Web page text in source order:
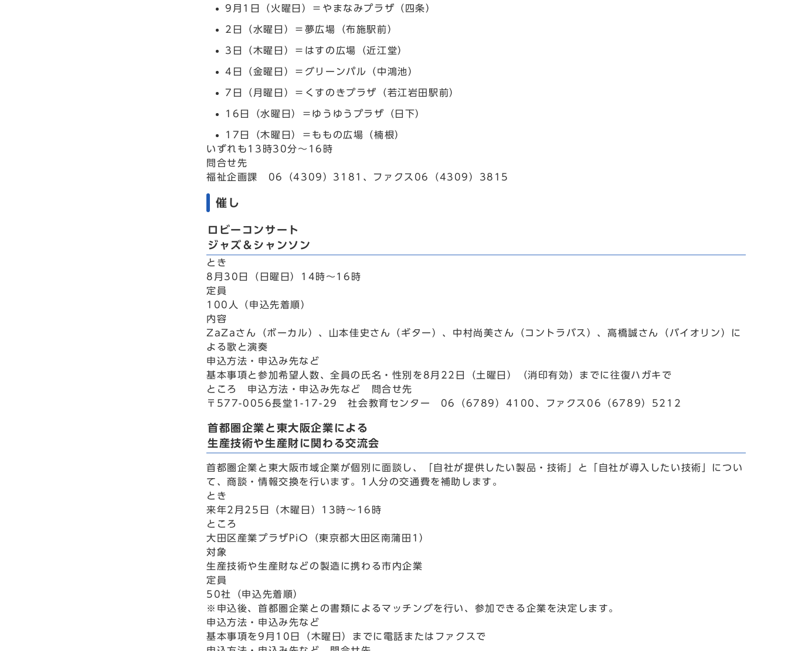
9月1日（火曜日）＝やまなみプラザ（四条）
2日（水曜日）＝夢広場（布施駅前）
3日（木曜日）＝はすの広場（近江堂）
4日（金曜日）＝グリーンパル（中鴻池）
7日（月曜日）＝くすのきプラザ（若江岩田駅前）
16日（水曜日）＝ゆうゆうプラザ（日下）
17日（木曜日）＝ももの広場（楠根）
いずれも13時30分～16時
問合せ先
福祉企画課 06（4309）3181、ファクス06（4309）3815
催し
ロビーコンサート
ジャズ＆シャンソン
とき
8月30日（日曜日）14時～16時
定員
100人（申込先着順）
内容
ZaZaさん（ボーカル）、山本佳史さん（ギター）、中村尚美さん（コントラバス）、高橋誠さん（バイオリン）に
よる歌と演奏
申込方法・申込み先など
基本事項と参加希望人数、全員の氏名・性別を8月22日（土曜日）（消印有効）までに往復ハガキで
ところ 申込方法・申込み先など 問合せ先
〒577-0056長堂1-17-29 社会教育センター 06（6789）4100、ファクス06（6789）5212
首都圏企業と東大阪企業による
生産技術や生産財に関わる交流会
首都圏企業と東大阪市域企業が個別に面談し、「自社が提供したい製品・技術」と「自社が導入したい技術」につい
て、商談・情報交換を行います。1人分の交通費を補助します。
とき
来年2月25日（木曜日）13時～16時
ところ
大田区産業プラザPiO（東京都大田区南蒲田1）
対象
生産技術や生産財などの製造に携わる市内企業
定員
50社（申込先着順）
※申込後、首都圏企業との書類によるマッチングを行い、参加できる企業を決定します。
申込方法・申込み先など
基本事項を9月10日（木曜日）までに電話またはファクスで